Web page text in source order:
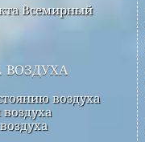
Всемирный
воздуха